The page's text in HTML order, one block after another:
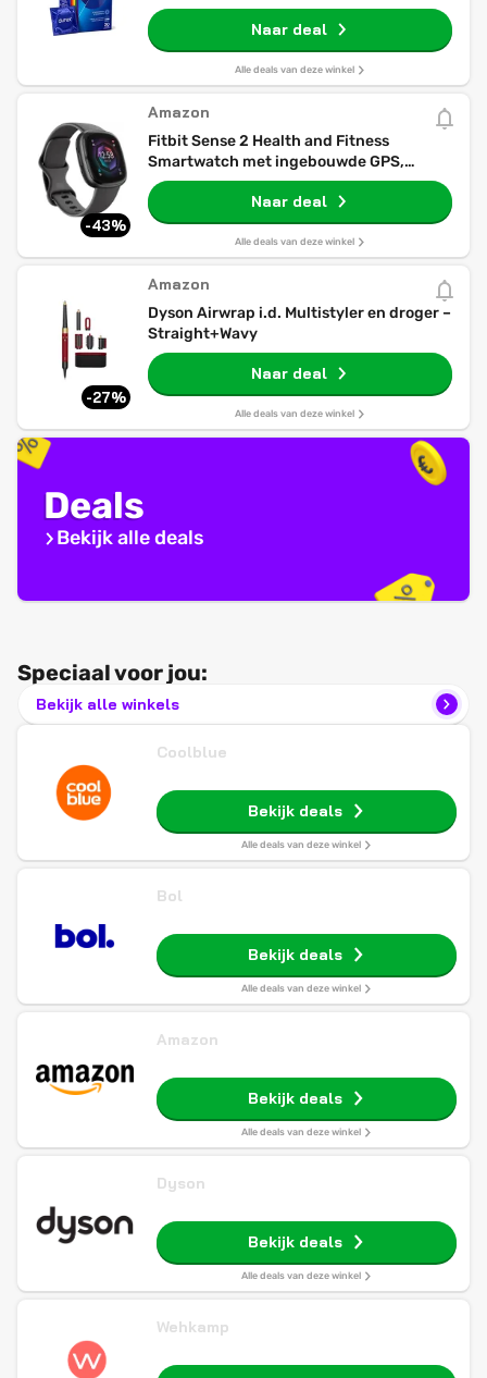
Naar deal
Alle deals van deze winkel
-43%
Amazon
Fitbit Sense 2 Health and Fitness
Smartwatch met ingebouwde GPS,
geavanceerde gezondheidsfuncties,
batterijduur tot 6 dagen - compatibel
met Android en iOS. Kleur Shadow
Grey/Grafiet Aluminium
Naar deal
Alle deals van deze winkel
-27%
Amazon
Dyson Airwrap i.d. Multistyler en droger –
Straight+Wavy
Naar deal
Alle deals van deze winkel
Deals
Bekijk alle deals
Speciaal voor jou:
Bekijk alle winkels
Coolblue
Bekijk deals
Alle deals van deze winkel
Bol
Bekijk deals
Alle deals van deze winkel
Amazon
Bekijk deals
Alle deals van deze winkel
Dyson
Bekijk deals
Alle deals van deze winkel
Wehkamp